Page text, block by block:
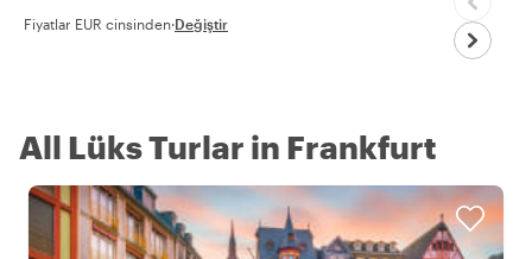
Fiyatlar EUR cinsinden·Değiştir
All Lüks Turlar in Frankfurt